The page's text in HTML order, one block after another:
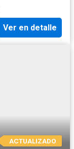
Ver en detalle
ACTUALIZADO